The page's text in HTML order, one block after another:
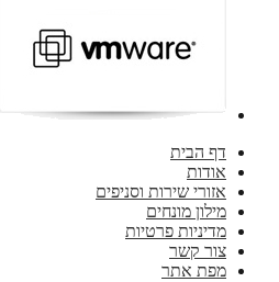
דף הבית
אודות
אזורי שירות וסניפים
מילון מונחים
מדיניות פרטיות
צור קשר
מפת אתר